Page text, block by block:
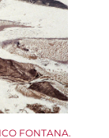
FONTANA.